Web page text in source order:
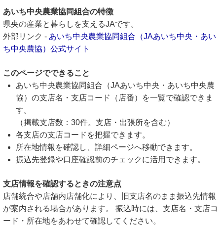
あいち中央農業協同組合の特徴
県央の産業と暮らしを支えるJAです。
外部リンク - あいち中央農業協同組合（JAあいち中央・あい
ち中央農協）公式サイト
このページでできること
あいち中央農業協同組合（JAあいち中央・あいち中央農
協）の支店名・支店コード（店番）を一覧で確認できま
す。
（掲載支店数：30件。支店・出張所を含む）
各支店の支店コードを把握できます。
所在地情報を確認し、詳細ページへ移動できます。
振込先登録や口座確認前のチェックに活用できます。
支店情報を確認するときの注意点
店舗統合や店舗内店舗化により、旧支店名のまま振込先情報
が案内される場合があります。 振込時には、支店名・支店コ
ード・所在地をあわせて確認してください。